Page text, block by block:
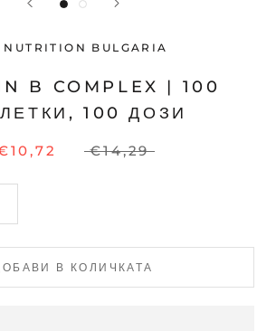
NUTRITION BULGARIA
B COMPLEX | 100
100 ДОЗИ
€14,29
В КОЛИЧКАТА